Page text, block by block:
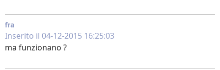
fra
Inserito il 04-12-2015 16:25:03
ma funzionano ?